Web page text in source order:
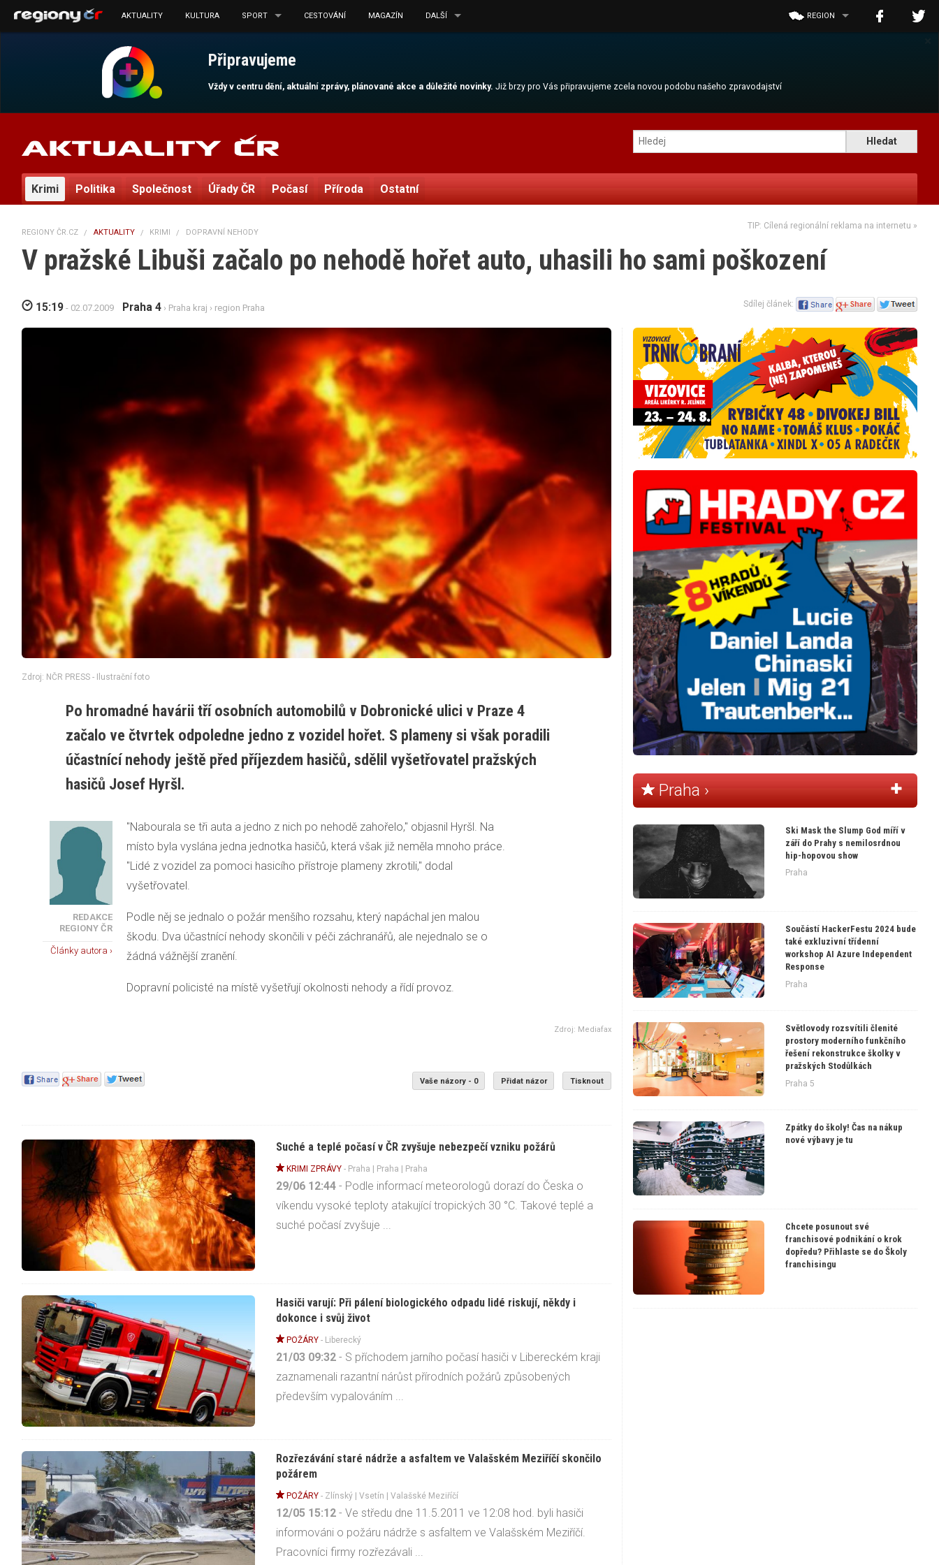
Připravujeme
Vždy v centru dění, aktuální zprávy, plánované akce a důležité novinky.Již brzy pro Vás připravujeme zcela novou podobu našeho zpravodajství
AKTUALITY KULTURA SPORT CESTOVÁNÍ MAGAZÍN DALŠÍ REGION
Krimi Politika Společnost Úřady ČR Počasí Příroda Ostatní
REGIONY ČR.CZ AKTUALITY KRIMI DOPRAVNÍ NEHODY
TIP: Cílená regionální reklama na internetu »
V pražské Libuši začalo po nehodě hořet auto, uhasili ho sami poškození
15:19 - 02.07.2009 Praha 4 › Praha kraj › region Praha Sdílej článek:
Zdroj: NČR PRESS - Ilustrační foto
Po hromadné havárii tří osobních automobilů v Dobronické ulici v Praze 4
začalo ve čtvrtek odpoledne jedno z vozidel hořet. S plameny si však poradili
účastnící nehody ještě před příjezdem hasičů, sdělil vyšetřovatel pražských
hasičů Josef Hyršl.
REDAKCE
REGIONY ČR
Články autora ›
"Nabourala se tři auta a jedno z nich po nehodě zahořelo," objasnil Hyršl. Na
místo byla vyslána jedna jednotka hasičů, která však již neměla mnoho práce.
"Lidé z vozidel za pomoci hasicího přístroje plameny zkrotili," dodal
vyšetřovatel.
Podle něj se jednalo o požár menšího rozsahu, který napáchal jen malou
škodu. Dva účastnící nehody skončili v péči záchranářů, ale nejednalo se o
žádná vážnější zranění.
Dopravní policisté na místě vyšetřují okolnosti nehody a řídí provoz.
Zdroj: Mediafax
Vaše názory - 0 Přidat názor Tisknout
Suché a teplé počasí v ČR zvyšuje nebezpečí vzniku požárů
KRIMI ZPRÁVY - Praha Praha | Praha
29/06 12:44 - Podle informací meteorologů dorazí do Česka o
víkendu vysoké teploty atakující tropických 30 °C. Takové teplé a
suché počasí zvyšuje ...
Hasiči varují: Při pálení biologického odpadu lidé riskují, někdy i
dokonce i svůj život
POŽÁRY - Liberecký
21/03 09:32 - S příchodem jarního počasí hasiči v Libereckém kraji
zaznamenali razantní nárůst přírodních požárů způsobených
především vypalováním ...
Rozřezávání staré nádrže a asfaltem ve Valašském Meziříčí skončilo
požárem
POŽÁRY - Zlínský |Vsetín | Valašské Meziříčí
12/05 15:12 - Ve středu dne 11.5.2011 ve 12:08 hod. byli hasiči
informováni o požáru nádrže s asfaltem ve Valašském Meziříčí.
Pracovníci firmy rozřezávali ...
Praha ›
Ski Mask the Slump God míří v
září do Prahy s nemilosrdnou
hip-hopovou show
Praha
Součástí HackerFestu 2024 bude
také exkluzivní třídenní
workshop AI Azure Independent
Response
Praha
Světlovody rozsvítili členité
prostory moderního funkčního
řešení rekonstrukce školky v
pražských Stodůlkách
Praha 5
Zpátky do školy! Čas na nákup
nové výbavy je tu
Chcete posunout své
franchisové podnikání o krok
dopředu? Přihlaste se do Školy
franchisingu